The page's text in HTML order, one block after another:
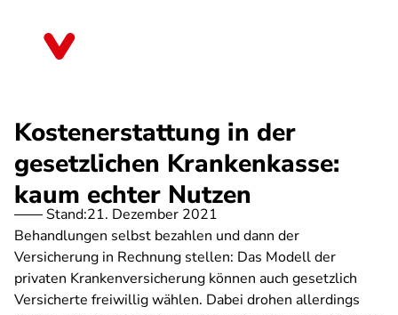
Kostenerstattung in der
gesetzlichen Krankenkasse:
kaum echter Nutzen
Stand:21. Dezember 2021
Behandlungen selbst bezahlen und dann der
Versicherung in Rechnung stellen: Das Modell der
privaten Krankenversicherung können auch gesetzlich
Versicherte freiwillig wählen. Dabei drohen allerdings